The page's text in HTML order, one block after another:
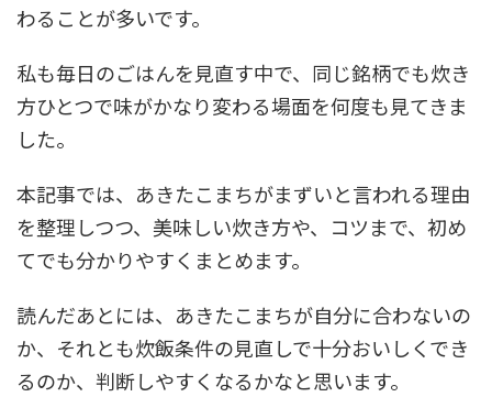
わることが多いです。
私も毎日のごはんを見直す中で、同じ銘柄でも炊き
方ひとつで味がかなり変わる場面を何度も見てきま
した。
本記事では、あきたこまちがまずいと言われる理由
を整理しつつ、美味しい炊き方や、コツまで、初め
てでも分かりやすくまとめます。
読んだあとには、あきたこまちが自分に合わないの
か、それとも炊飯条件の見直しで十分おいしくでき
るのか、判断しやすくなるかなと思います。